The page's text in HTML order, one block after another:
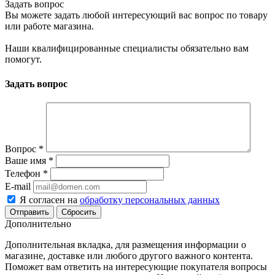
Задать вопрос
Вы можете задать любой интересующий вас вопрос по товару
или работе магазина.
Наши квалифицированные специалисты обязательно вам
помогут.
Задать вопрос
Вопрос *
Ваше имя *
Телефон *
E-mail
Я согласен на обработку персональных данных
Сбросить
Дополнительно
Дополнительная вкладка, для размещения информации о
магазине, доставке или любого другого важного контента.
Поможет вам ответить на интересующие покупателя вопросы